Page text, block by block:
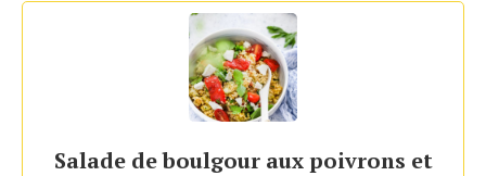
Salade de boulgour aux poivrons et